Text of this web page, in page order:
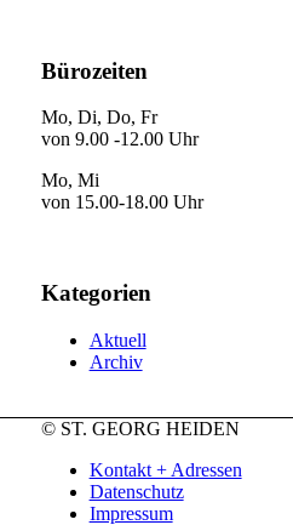
Bürozeiten
Mo, Di, Do, Fr
von 9.00 -12.00 Uhr
Mo, Mi
von 15.00-18.00 Uhr
Kategorien
Aktuell
Archiv
© ST. GEORG HEIDEN
Kontakt + Adressen
Datenschutz
Impressum